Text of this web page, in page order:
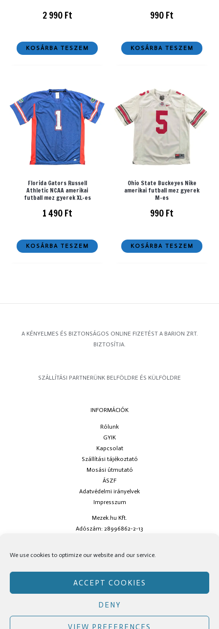
We use cookies to optimize our website and our service.
ACCEPT COOKIES
DENY
VIEW PREFERENCES
2 990Ft
KOSÁRBA TESZEM
990Ft
KOSÁRBA TESZEM
Florida Gators Russell
Athletic NCAA amerikai
futball mez gyerek XL-es
1 490Ft
KOSÁRBA TESZEM
Ohio State Buckeyes Nike
amerikai futball mez gyerek
M-es
990Ft
KOSÁRBA TESZEM
A KÉNYELMES ÉS BIZTONSÁGOS ONLINE FIZETÉST A BARION ZRT.
BIZTOSÍTJA.
SZÁLLÍTÁSI PARTNERÜNK BELFÖLDRE ÉS KÜLFÖLDRE
INFORMÁCIÓK
Rólunk
GYIK
Kapcsolat
Szállítási tájékoztató
Mosási útmutató
ÁSZF
Adatvédelmi irányelvek
Impresszum
Mezek.hu Kft.
Adószám: 28996862-2-13
social oldalainkon!
Copyright © Mezek.hu 2026 Mezek.hu
Facebook Instagram